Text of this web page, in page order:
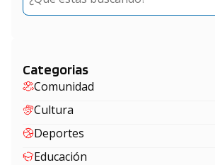
Categorias
Comunidad
Cultura
Deportes
Educación